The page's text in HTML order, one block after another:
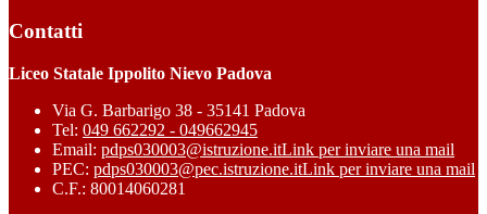
Contatti
Liceo Statale Ippolito Nievo Padova
Via G. Barbarigo 38 - 35141 Padova
Tel: 049 662292 - 049662945
Email: pdps030003@istruzione.itLink per inviare una mail
PEC: pdps030003@pec.istruzione.itLink per inviare una mail
C.F.: 80014060281